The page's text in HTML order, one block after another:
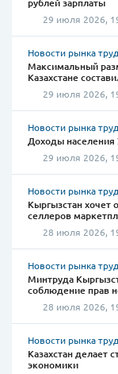
рублей зарплаты
29 июля 2026,
Новости рынка
Максимальный
Казахстане
29 июля 2026,
Новости рынка
Доходы населения
29 июля 2026,
Новости рынка
Кыргызстан хочет
селлеров
28 июля 2026,
Новости рынка
Минтруда
соблюдение прав
28 июля 2026,
Новости рынка
Казахстан делает
экономики